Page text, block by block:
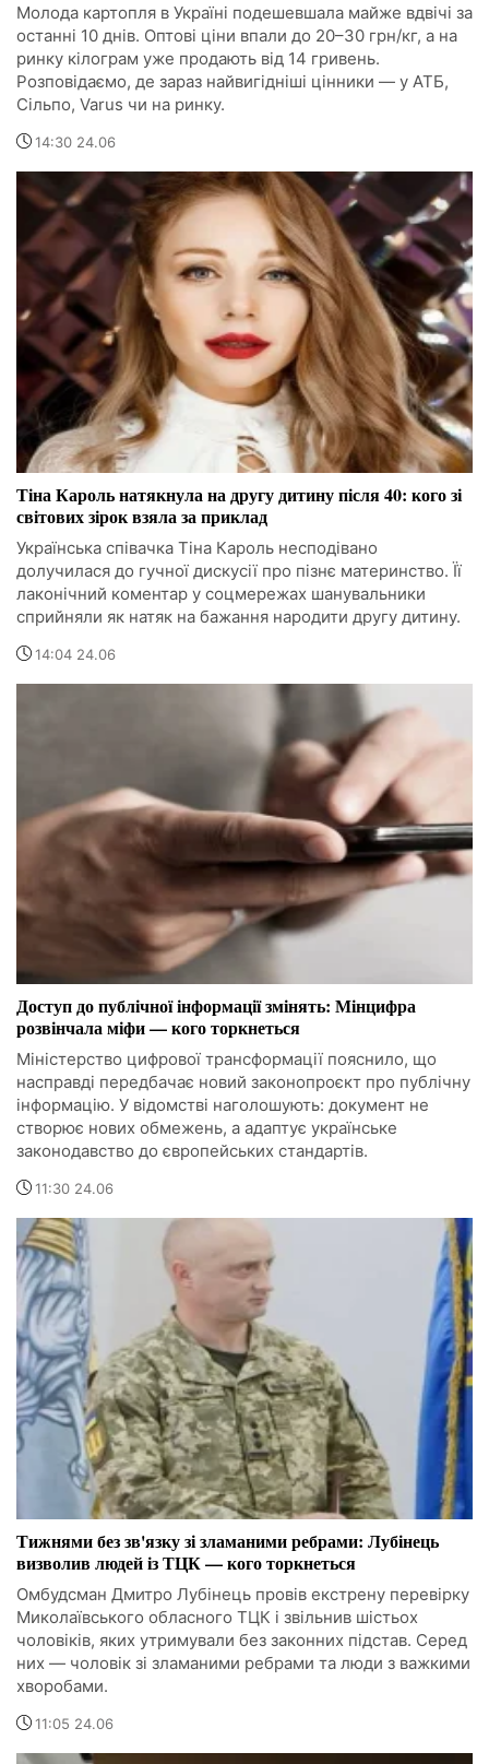
Молода картопля в Україні подешевшала майже вдвічі за
останні 10 днів. Оптові ціни впали до 20–30 грн/кг, а на
ринку кілограм уже продають від 14 гривень.
Розповідаємо, де зараз найвигідніші цінники — у АТБ,
Сільпо, Varus чи на ринку.
14:30 24.06
Тіна Кароль натякнула на другу дитину після 40: кого зі
світових зірок взяла за приклад
Українська співачка Тіна Кароль несподівано
долучилася до гучної дискусії про пізнє материнство. Її
лаконічний коментар у соцмережах шанувальники
сприйняли як натяк на бажання народити другу дитину.
14:04 24.06
Доступ до публічної інформації змінять: Мінцифра
розвінчала міфи — кого торкнеться
Міністерство цифрової трансформації пояснило, що
насправді передбачає новий законопроєкт про публічну
інформацію. У відомстві наголошують: документ не
створює нових обмежень, а адаптує українське
законодавство до європейських стандартів.
11:30 24.06
Тижнями без зв'язку зі зламаними ребрами: Лубінець
визволив людей із ТЦК — кого торкнеться
Омбудсман Дмитро Лубінець провів екстрену перевірку
Миколаївського обласного ТЦК і звільнив шістьох
чоловіків, яких утримували без законних підстав. Серед
них — чоловік зі зламаними ребрами та люди з важкими
хворобами.
11:05 24.06